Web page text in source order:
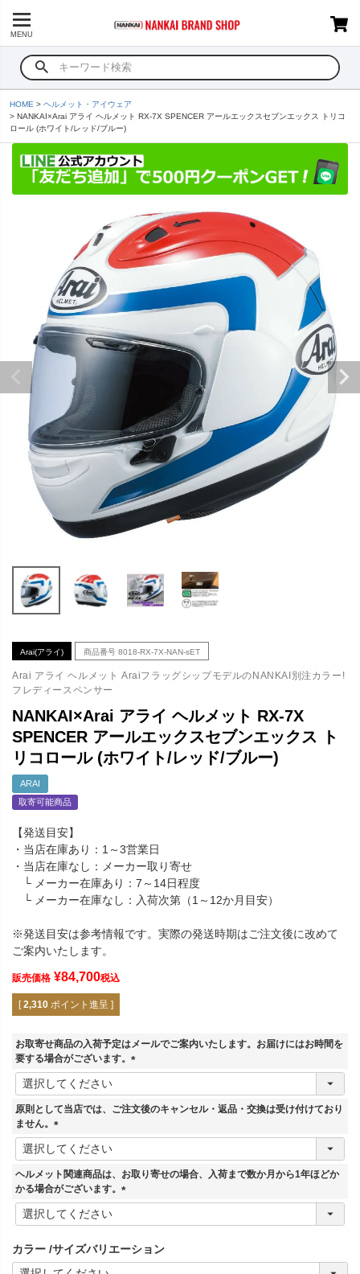
MENU
HOME
ヘルメット・アイウェア
NANKAI×Arai アライ ヘルメット RX-7X SPENCER アールエックスセブンエックス トリコ
ロール (ホワイト/レッド/ブルー)
Arai(アライ) 商品番号 8018-RX-7X-NAN-sET
Arai アライ ヘルメット AraiフラッグシップモデルのNANKAI別注カラー!
フレディースペンサー
NANKAI×Arai アライ ヘルメット RX-7X
SPENCER アールエックスセブンエックス ト
リコロール (ホワイト/レッド/ブルー)
ARAI
取寄可能商品
【発送目安】
・当店在庫あり：1～3営業日
・当店在庫なし：メーカー取り寄せ
└ メーカー在庫あり：7～14日程度
└ メーカー在庫なし：入荷次第（1～12か月目安）
※発送目安は参考情報です。実際の発送時期はご注文後に改めて
ご案内いたします。
販売価格 ¥84,700税込
[ 2,310 ポイント進呈 ]
お取寄せ商品の入荷予定はメールでご案内いたします。お届けにはお時間を
要する場合がございます。
(
須
原則として当店では、ご注文後のキャンセル・返品・交換は受け付けており
ません。
(
必
須
)
ヘルメット関連商品は、お取り寄せの場合、入荷まで数か月から1年ほどか
かる場合がございます。
(
)
カラー サイズバリエーション